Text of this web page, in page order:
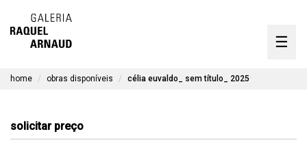
☰
home obras disponíveis célia euvaldo_ sem título_ 2025
solicitar preço